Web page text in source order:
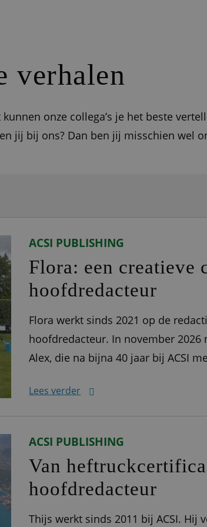
verhalen
onze collega’s je het beste
jij bij ons? Dan ben jij misschien wel
ACSI PUBLISHING
Flora: een creatieve
hoofdredacteur
Flora werkt sinds 2021 op de
hoofdredacteur. In november
Alex, die na bijna 40 jaar bij ACSI
volledig geüpdatet en
Lees verder
ACSI PUBLISHING
Van
hoofdredacteur
Thijs werkt sinds 2011 bij ACSI. Hij